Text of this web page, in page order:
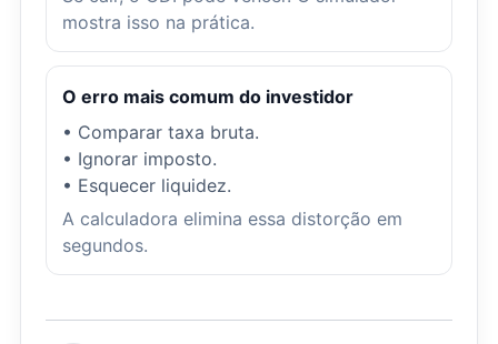
mostra isso na prática.
O erro mais comum do investidor
• Comparar taxa bruta.
• Ignorar imposto.
• Esquecer liquidez.
A calculadora elimina essa distorção em
segundos.